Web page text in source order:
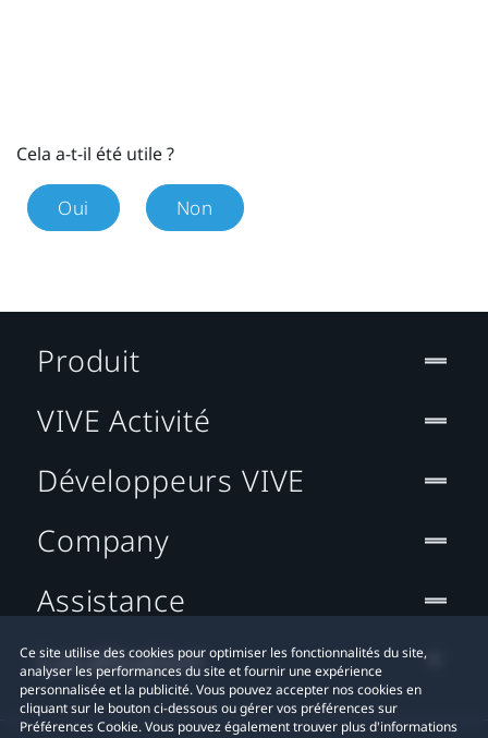
Cela a-t-il été utile ?
Oui Non
Ce site utilise des cookies pour optimiser les fonctionnalités du site,
analyser les performances du site et fournir une expérience
personnalisée et la publicité. Vous pouvez accepter nos cookies en
cliquant sur le bouton ci-dessous ou gérer vos préférences sur
Préférences Cookie. Vous pouvez également trouver plus d'informations
Produit
VIVE Activité
Développeurs VIVE
Company
Assistance
Localisation